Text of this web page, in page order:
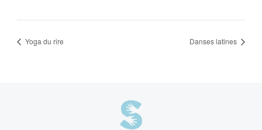
Yoga du rire Danses latines